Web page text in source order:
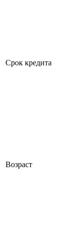
Срок кредита
Возраст